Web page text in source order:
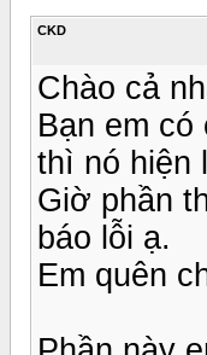
CKD
Chào cả
Bạn em
thì nó hiện
Giờ phần
báo lỗi ạ.
Em quên